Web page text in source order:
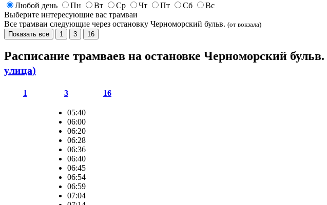
Любой день
Пн Вт Ср Чт Пт Сб
Вс
Выберите интересующие вас трамваи
Все трамваи следующие через остановку Черноморский бульв. (от вокзала)
Показать все
1 3 16
Расписание трамваев на остановке Черноморский бульв.
улица)
1 3 16
05:40
06:00
06:20
06:28
06:36
06:40
06:45
06:54
06:59
07:04